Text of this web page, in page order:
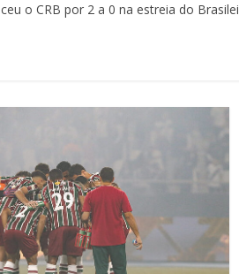
o CRB por 2 a 0 na estreia do